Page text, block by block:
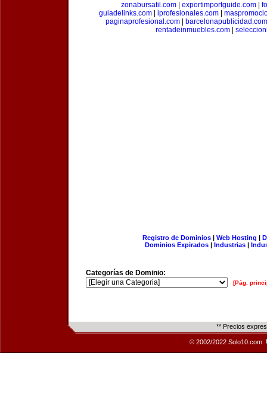
zonabursatil.com
exportimportguide.com
guiadelinks.com
iprofesionales.com
paginaprofesional.com|
barcelonapublicidad.com
rentadeinmuebles.com|
Registro de Dominios| Web Hosting |
Dominios Expirados | Industrias |
Categorías de Dominio:
[Pág.
** Precios
© 2002/2022 Solo10.com